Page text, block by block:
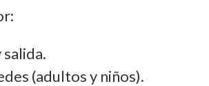
salida.
(adultos y niños).